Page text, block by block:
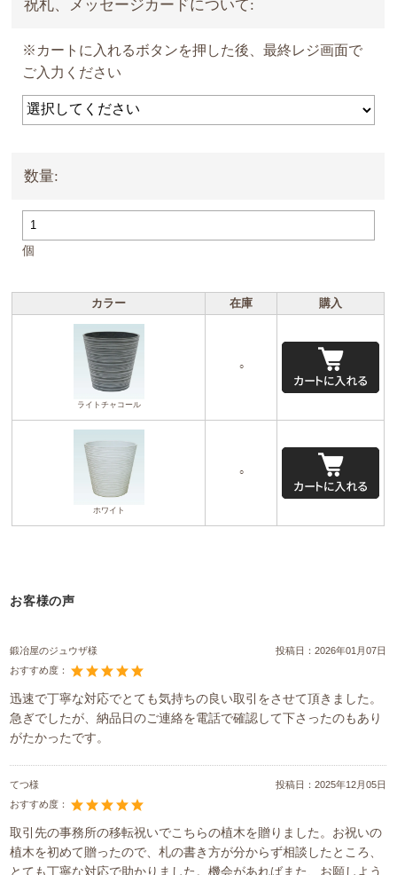
祝札、メッセージカードについて:
※カートに入れるボタンを押した後、最終レジ画面で
ご入力ください
数量:
個
カラー 在庫 購入
ライトチャコール
○
ホワイト
○
お客様の声
鍛冶屋のジュウザ様 投稿日：2026年01月07日
おすすめ度：
迅速で丁寧な対応でとても気持ちの良い取引をさせて頂きました。
急ぎでしたが、納品日のご連絡を電話で確認して下さったのもあり
がたかったです。
てつ様 投稿日：2025年12月05日
おすすめ度：
取引先の事務所の移転祝いでこちらの植木を贈りました。お祝いの
植木を初めて贈ったので、札の書き方が分からず相談したところ、
とても丁寧な対応で助かりました。機会があればまた、お願しよう